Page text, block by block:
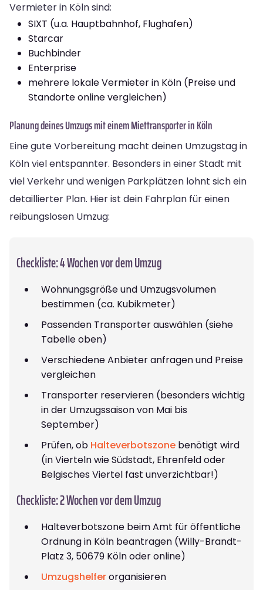
Vermieter in Köln sind:
SIXT (u.a. Hauptbahnhof, Flughafen)
Starcar
Buchbinder
Enterprise
mehrere lokale Vermieter in Köln (Preise und
Standorte online vergleichen)
Planung deines Umzugs mit einem Miettransporter in Köln
Eine gute Vorbereitung macht deinen Umzugstag in
Köln viel entspannter. Besonders in einer Stadt mit
viel Verkehr und wenigen Parkplätzen lohnt sich ein
detaillierter Plan. Hier ist dein Fahrplan für einen
reibungslosen Umzug:
Checkliste: 4 Wochen vor dem Umzug
Wohnungsgröße und Umzugsvolumen
bestimmen (ca. Kubikmeter)
Passenden Transporter auswählen (siehe
Tabelle oben)
Verschiedene Anbieter anfragen und Preise
vergleichen
Transporter reservieren (besonders wichtig
in der Umzugssaison von Mai bis
September)
Prüfen, ob Halteverbotszone benötigt wird
(in Vierteln wie Südstadt, Ehrenfeld oder
Belgisches Viertel fast unverzichtbar!)
Checkliste: 2 Wochen vor dem Umzug
Halteverbotszone beim Amt für öffentliche
Ordnung in Köln beantragen (Willy-Brandt-
Platz 3, 50679 Köln oder online)
Umzugshelferorganisieren